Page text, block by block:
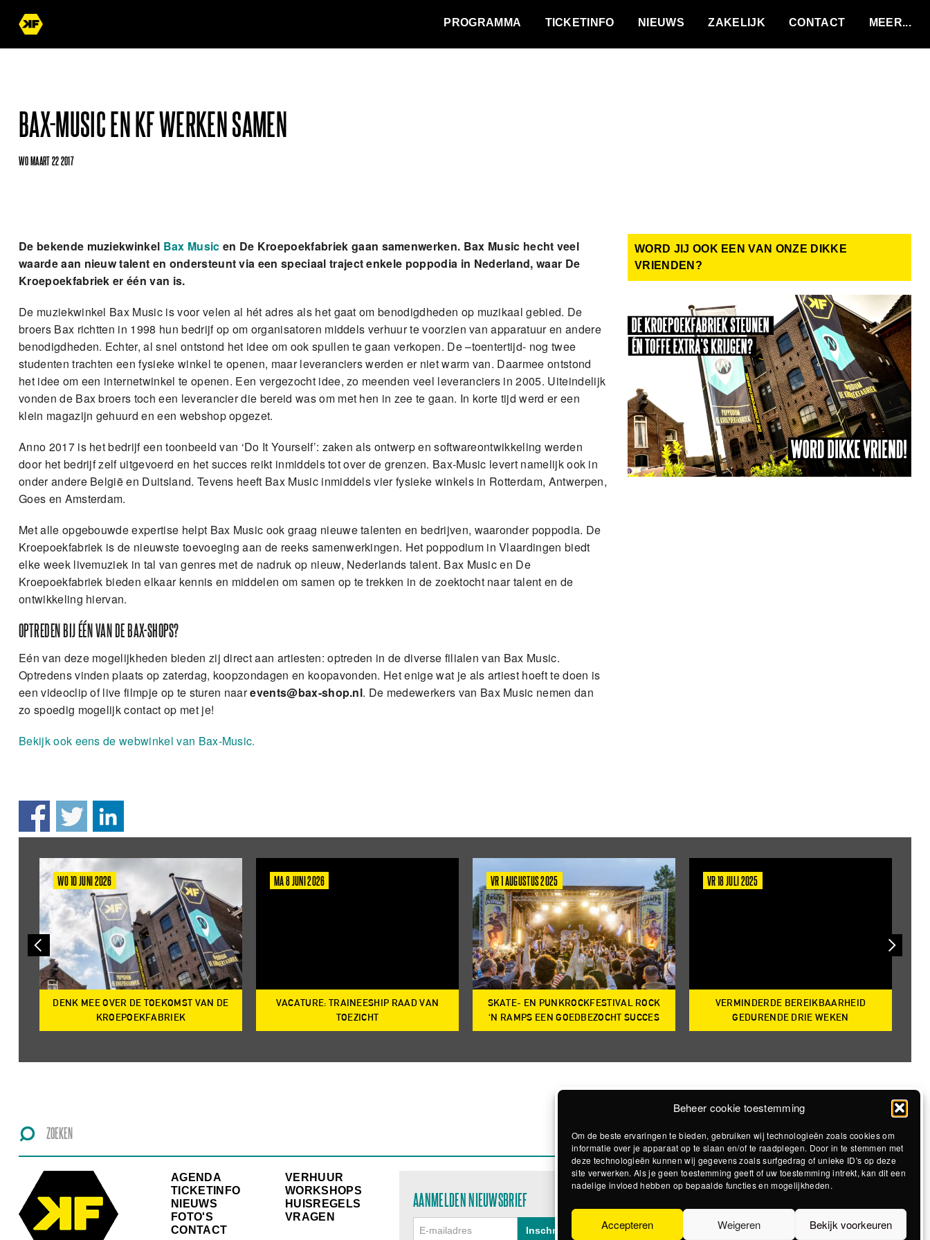
Beheer cookie toestemming
Om de beste ervaringen te bieden, gebruiken wij technologieën zoals cookies om
informatie over je apparaat op te slaan en/of te raadplegen. Door in te stemmen met
deze technologieën kunnen wij gegevens zoals surfgedrag of unieke ID's op deze
site verwerken. Als je geen toestemming geeft of uw toestemming intrekt, kan dit een
nadelige invloed hebben op bepaalde functies en mogelijkheden.
Accepteren Weigeren Bekijk voorkeuren
PROGRAMMA TICKETINFO NIEUWS ZAKELIJK CONTACT
BAX-MUSIC EN KF WERKEN SAMEN
WO MAART 22 2017
De bekende muziekwinkel Bax Music en De Kroepoekfabriek gaan samenwerken. Bax Music hecht veel
waarde aan nieuw talent en ondersteunt via een speciaal traject enkele poppodia in Nederland, waar De
Kroepoekfabriek er één van is.
De muziekwinkel Bax Music is voor velen al hét adres als het gaat om benodigdheden op muzikaal gebied. De
broers Bax richtten in 1998 hun bedrijf op om organisatoren middels verhuur te voorzien van apparatuur en andere
benodigdheden. Echter, al snel ontstond het idee om ook spullen te gaan verkopen. De –toentertijd- nog twee
studenten trachten een fysieke winkel te openen, maar leveranciers werden er niet warm van. Daarmee ontstond
het idee om een internetwinkel te openen. Een vergezocht idee, zo meenden veel leveranciers in 2005. Uiteindelijk
vonden de Bax broers toch een leverancier die bereid was om met hen in zee te gaan. In korte tijd werd er een
klein magazijn gehuurd en een webshop opgezet.
Anno 2017 is het bedrijf een toonbeeld van ‘Do It Yourself’: zaken als ontwerp en softwareontwikkeling werden
door het bedrijf zelf uitgevoerd en het succes reikt inmiddels tot over de grenzen. Bax-Music levert namelijk ook in
onder andere België en Duitsland. Tevens heeft Bax Music inmiddels vier fysieke winkels in Rotterdam, Antwerpen,
Goes en Amsterdam.
Met alle opgebouwde expertise helpt Bax Music ook graag nieuwe talenten en bedrijven, waaronder poppodia. De
Kroepoekfabriek is de nieuwste toevoeging aan de reeks samenwerkingen. Het poppodium in Vlaardingen biedt
elke week livemuziek in tal van genres met de nadruk op nieuw, Nederlands talent. Bax Music en De
Kroepoekfabriek bieden elkaar kennis en middelen om samen op te trekken in de zoektocht naar talent en de
ontwikkeling hiervan.
OPTREDEN BIJ ÉÉN VAN DE BAX-SHOPS?
Eén van deze mogelijkheden bieden zij direct aan artiesten: optreden in de diverse filialen van Bax Music.
Optredens vinden plaats op zaterdag, koopzondagen en koopavonden. Het enige wat je als artiest hoeft te doen is
een videoclip of live filmpje op te sturen naarevents@bax-shop.nl. De medewerkers van Bax Music nemen dan
zo spoedig mogelijk contact op met je!
Bekijk ook eens de webwinkel van Bax-Music.
WORD JIJ OOK EEN VAN ONZE DIKKE
VRIENDEN?
WO 10 JUNI 2026
DENK MEE OVER DE TOEKOMST VAN DE
KROEPOEKFABRIEK
MA 8 JUNI 2026
VACATURE: TRAINEESHIP RAAD VAN
TOEZICHT
VR 1 AUGUSTUS 2025
SKATE- EN PUNKROCKFESTIVAL ROCK
‘N RAMPS EEN GOEDBEZOCHT SUCCES
VR 18 JULI 2025
VERMINDERDE BEREIKBAARHEID
GEDURENDE DRIE WEKEN
AGENDA
TICKETINFO
NIEUWS
FOTO'S
CONTACT
VERHUUR
WORKSHOPS
HUISREGELS
VRAGEN
AANMELDEN NIEUWSBRIEF